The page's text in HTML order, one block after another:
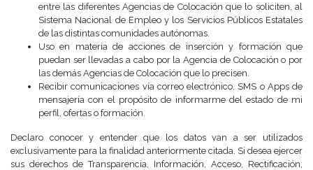
entre las diferentes Agencias de Colocación que lo soliciten, al
Sistema Nacional de Empleo y los Servicios Públicos Estatales
de las distintas comunidades autónomas.
Uso en materia de acciones de inserción y formación que
puedan ser llevadas a cabo por la Agencia de Colocación o por
las demás Agencias de Colocación que lo precisen.
Recibir comunicaciones vía correo electrónico, SMS o Apps de
mensajería con el propósito de informarme del estado de mi
perfil, ofertas o formación.
Declaro conocer y entender que los datos van a ser utilizados
exclusivamente para la finalidad anteriormente citada. Si desea ejercer
sus derechos de Transparencia, Información, Acceso, Rectificación,